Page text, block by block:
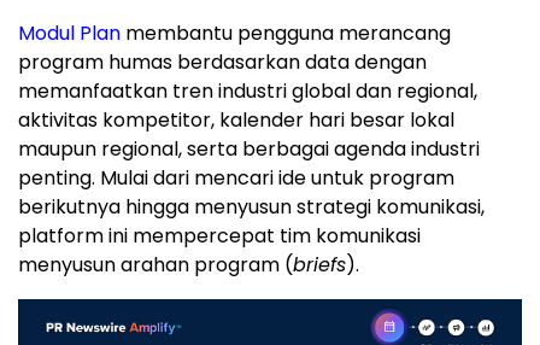
Modul Plan membantu pengguna merancang
program humas berdasarkan data dengan
memanfaatkan tren industri global dan regional,
aktivitas kompetitor, kalender hari besar lokal
maupun regional, serta berbagai agenda industri
penting. Mulai dari mencari ide untuk program
berikutnya hingga menyusun strategi komunikasi,
platform ini mempercepat tim komunikasi
menyusun arahan program (briefs).